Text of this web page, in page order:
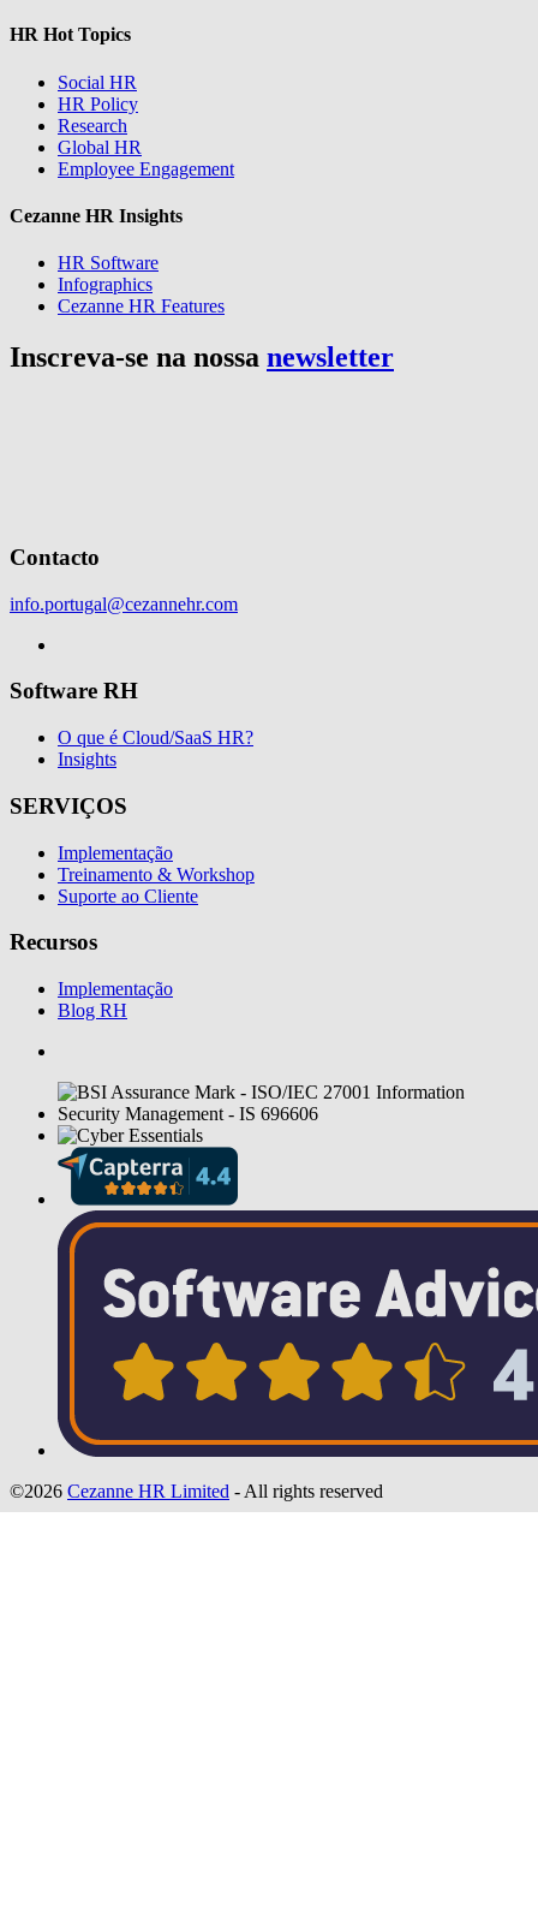
HR Hot Topics
Social HR
HR Policy
Research
Global HR
Employee Engagement
Cezanne HR Insights
HR Software
Infographics
Cezanne HR Features
Inscreva-se na nossa newsletter
Contacto
info.portugal@cezannehr.com
Software RH
O que é Cloud/SaaS HR?
Insights
SERVIÇOS
Implementação
Treinamento & Workshop
Suporte ao Cliente
Recursos
Implementação
Blog RH
©2026 Cezanne HR Limited - All rights reserved